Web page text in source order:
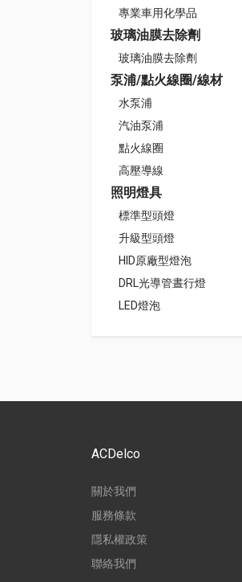
專業車用化學品
玻璃油膜去除劑
玻璃油膜去除劑
泵浦/點火線圈/線材
水泵浦
汽油泵浦
點火線圈
高壓導線
照明燈具
標準型頭燈
升級型頭燈
HID原廠型燈泡
DRL光導管晝行燈
LED燈泡
ACDelco
關於我們
服務條款
隱私權政策
聯絡我們